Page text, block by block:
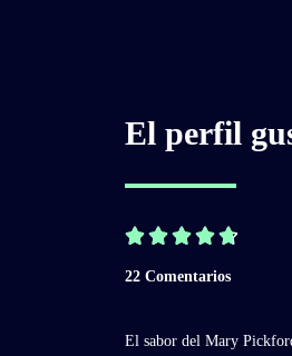
El perfil

22 Comentarios
El sabor del Mary